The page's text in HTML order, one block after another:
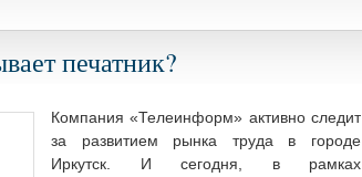
печатник?
Компания «Телеинформ» активно следит
за развитием рынка труда в городе
Иркутск. И сегодня, в рамках